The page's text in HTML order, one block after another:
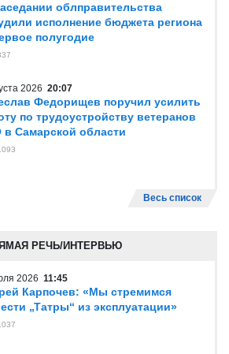
облправительства
исполнение бюджета региона
полугодие
2026 20:07
Федорищев поручил усилить
по трудоустройству ветеранов
Самарской области
Весь список
РЕЧЬ/ИНТЕРВЬЮ
2026 11:45
Карпочев: «Мы стремимся
„Татры“ из эксплуатации»